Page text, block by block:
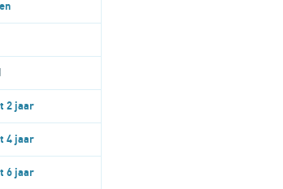
2 jaar
4 jaar
6 jaar